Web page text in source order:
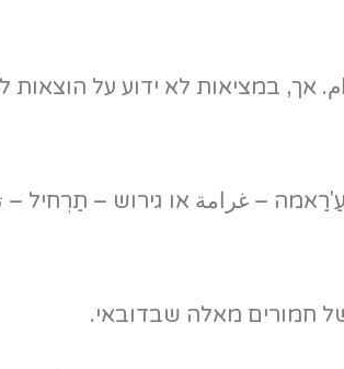
אך, במציאות לא ידוע על הוצאות
– غرامة או גירוש – תַרְחיל –
חמורים מאלה שבדובאי.